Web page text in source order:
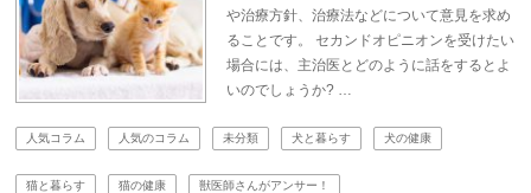
や治療方針、治療法などについて意見を求め
ることです。 セカンドオピニオンを受けたい
場合には、主治医とどのように話をするとよ
いのでしょうか? …
人気コラム 人気のコラム 未分類 犬と暮らす 犬の健康
猫と暮らす 猫の健康 獣医師さんがアンサー！